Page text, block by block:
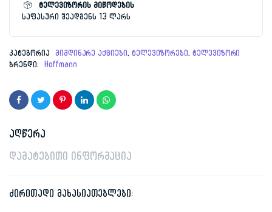
ტელევიზორის მიწოდების
საფასური შეადგენს 13 ლარს
კატეგორია მიმდინარე აქციები,ტელევიზორები, ტელევიზორი
ბრენდი: Hoffmann
აღწერა
დამატებითი ინფორმაცია
ძირითადი მახასიათებლები: